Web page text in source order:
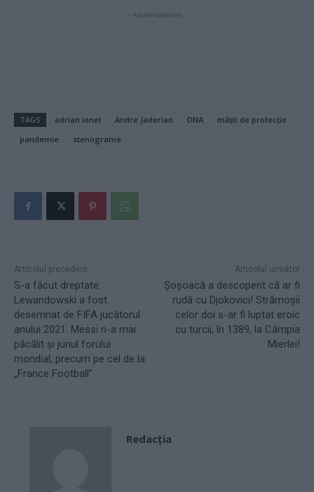
- Advertisement -
TAGS adrian ionel Andre Jaderian DNA
măşti de protecție
pandemie
stenograme
Articolul precedent
S-a făcut dreptate:
Lewandowski a fost
desemnat de FIFA jucătorul
anului 2021. Messi n-a mai
păcălit și juriul forului
mondial, precum pe cel de la
„France Football”
Articolul următor
Șoșoacă a descoperit că ar fi
rudă cu Djokovici! Strămoșii
celor doi s-ar fi luptat eroic
cu turcii, în 1389, la Câmpia
Mierlei!
Redacţia